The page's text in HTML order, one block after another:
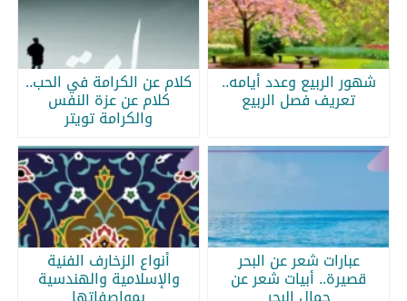
شهور الربيع وعدد أيامه..
تعريف فصل الربيع
كلام عن الكرامة في الحب..
كلام عن عزة النفس
والكرامة تويتر
عبارات شعر عن البحر
قصيرة.. أبيات شعر عن
أنواع الزخارف الفنية
والإسلامية والهندسية